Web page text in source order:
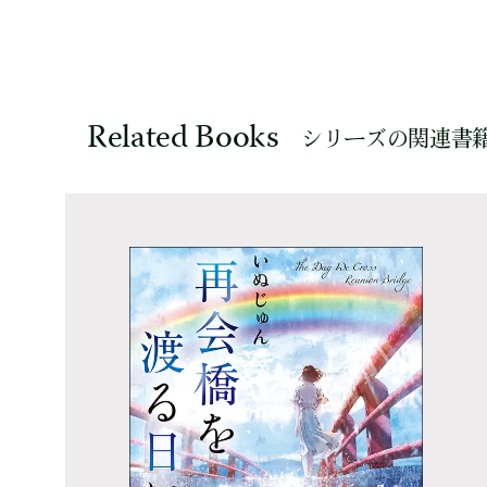
Related Books シリーズの関連書